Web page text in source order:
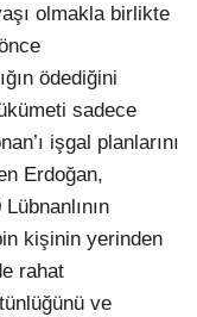
olmakla birlikte
ödediğini
sadece
işgal planlarını
Erdoğan,
kişinin yerinden
rahat
ve